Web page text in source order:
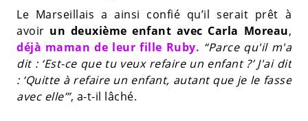
Le Marseillais a ainsi confié qu’il serait prêt à
avoir un deuxième enfant avec Carla Moreau,
déjà maman de leur fille Ruby. “Parce qu'il m'a
dit : ‘Est-ce que tu veux refaire un enfant ?’ J'ai dit
: ‘Quitte à refaire un enfant, autant que je le fasse
avec elle’”, a-t-il lâché.